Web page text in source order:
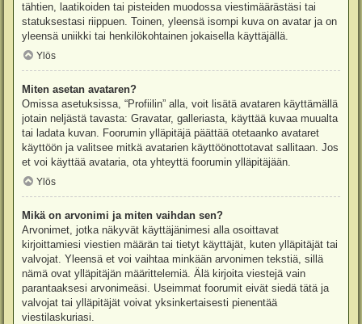
tähtien, laatikoiden tai pisteiden muodossa viestimäärästäsi tai
statuksestasi riippuen. Toinen, yleensä isompi kuva on avatar ja on
yleensä uniikki tai henkilökohtainen jokaisella käyttäjällä.
Ylös
Miten asetan avataren?
Omissa asetuksissa, “Profiilin” alla, voit lisätä avataren käyttämällä
jotain neljästä tavasta: Gravatar, galleriasta, käyttää kuvaa muualta
tai ladata kuvan. Foorumin ylläpitäjä päättää otetaanko avataret
käyttöön ja valitsee mitkä avatarien käyttöönottotavat sallitaan. Jos
et voi käyttää avataria, ota yhteyttä foorumin ylläpitäjään.
Ylös
Mikä on arvonimi ja miten vaihdan sen?
Arvonimet, jotka näkyvät käyttäjänimesi alla osoittavat
kirjoittamiesi viestien määrän tai tietyt käyttäjät, kuten ylläpitäjät tai
valvojat. Yleensä et voi vaihtaa minkään arvonimen tekstiä, sillä
nämä ovat ylläpitäjän määrittelemiä. Älä kirjoita viestejä vain
parantaaksesi arvonimeäsi. Useimmat foorumit eivät siedä tätä ja
valvojat tai ylläpitäjät voivat yksinkertaisesti pienentää
viestilaskuriasi.